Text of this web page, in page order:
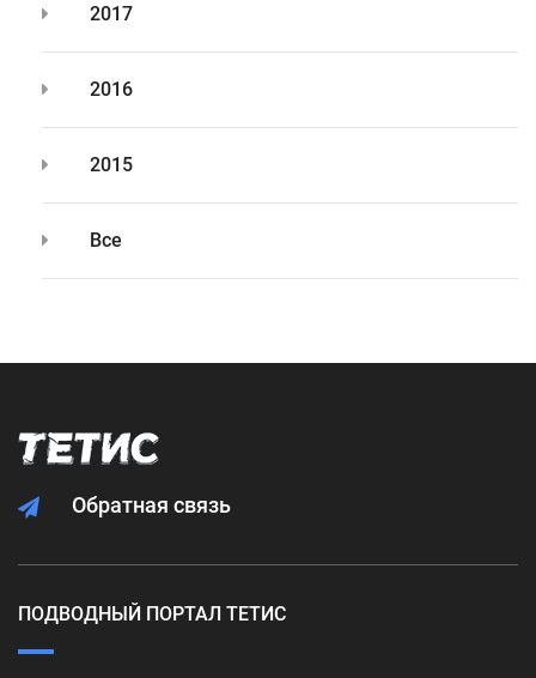
2017
2016
2015
Все
Обратная связь
ПОДВОДНЫЙ ПОРТАЛ ТЕТИС